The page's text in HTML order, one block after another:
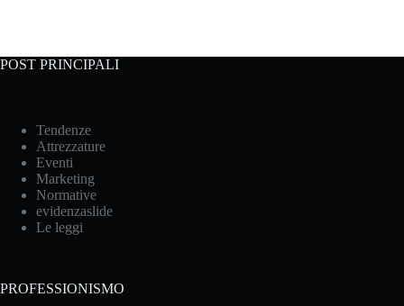
POST PRINCIPALI
Tendenze
Attrezzature
Eventi
Marketing
Normative
evidenzaslide
Le leggi
PROFESSIONISMO